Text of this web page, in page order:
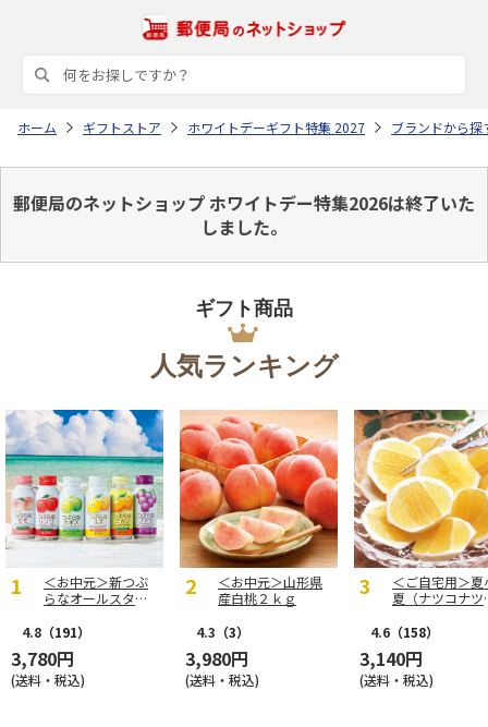
ホーム ギフトストア ホワイトデーギフト特集 2027 ブランドから探
郵便局のネットショップ ホワイトデー特集2026は終了いた
しました。
ギフト商品
人気ランキング
＜お中元＞新つぶ
らなオールスター
4.8 （191）
3,780円
(送料・税込)
＜お中元＞山形県
産白桃２ｋｇ
4.3 （3）
3,980円
(送料・税込)
＜ご自宅用＞夏
夏（ナツコナツ
4.6 （158）
3,140円
(送料・税込)